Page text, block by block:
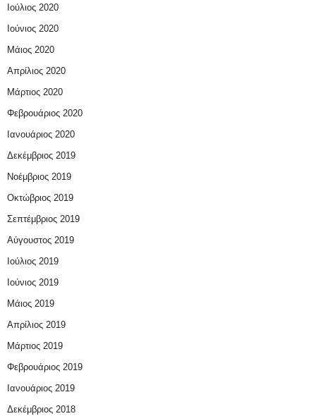
Ιούλιος 2020
Ιούνιος 2020
Μάιος 2020
Απρίλιος 2020
Μάρτιος 2020
Φεβρουάριος 2020
Ιανουάριος 2020
Δεκέμβριος 2019
Νοέμβριος 2019
Οκτώβριος 2019
Σεπτέμβριος 2019
Αύγουστος 2019
Ιούλιος 2019
Ιούνιος 2019
Μάιος 2019
Απρίλιος 2019
Μάρτιος 2019
Φεβρουάριος 2019
Ιανουάριος 2019
Δεκέμβριος 2018